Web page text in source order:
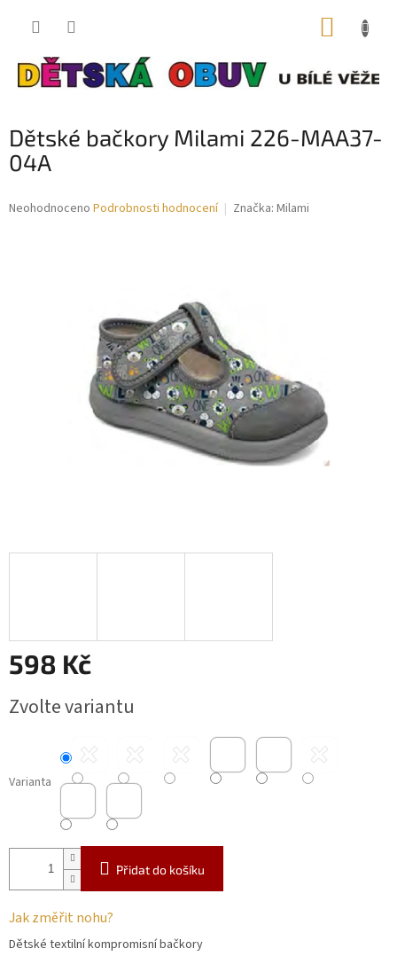
Dětské bačkory Milami 226-MAA37-
04A
Průměrné
Neohodnoceno Podrobnosti hodnocení Značka: Milami
598 Kč
cena:
Zvolte variantu
Varianta
Přidat do košíku
Jak změřit nohu?
Dětské textilní kompromisní bačkory